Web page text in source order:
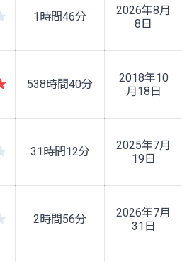
1時間46分
2026年8月
8日
538時間40分
2018年10
月18日
31時間12分
2025年7月
19日
2時間56分
2026年7月
31日